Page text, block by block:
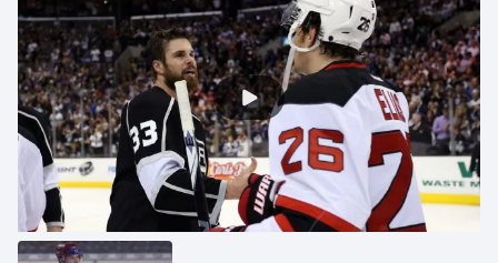
Ragby
Rychlobruslení
Rychlostní kanoistika
Short track
Sportovní střelba